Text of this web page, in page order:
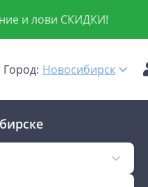
и лови СКИДКИ!
Город: Новосибирск